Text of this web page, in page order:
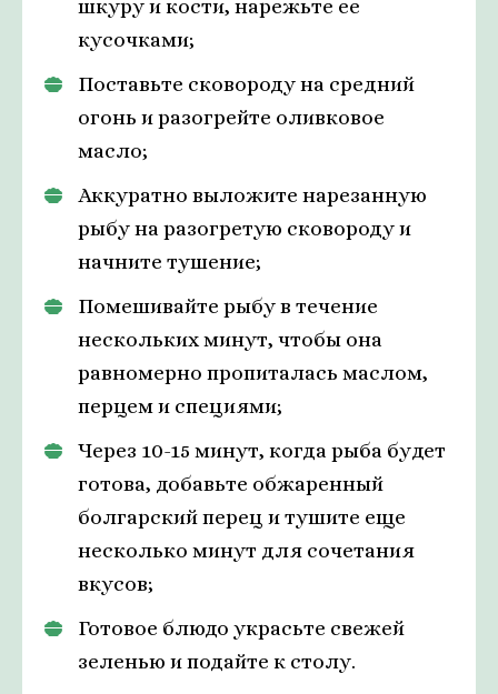
шкуру и кости, нарежьте ее
кусочками;
Поставьте сковороду на средний
огонь и разогрейте оливковое
масло;
Аккуратно выложите нарезанную
рыбу на разогретую сковороду и
начните тушение;
Помешивайте рыбу в течение
нескольких минут, чтобы она
равномерно пропиталась маслом,
перцем и специями;
Через 10-15 минут, когда рыба будет
готова, добавьте обжаренный
болгарский перец и тушите еще
несколько минут для сочетания
вкусов;
Готовое блюдо украсьте свежей
зеленью и подайте к столу.